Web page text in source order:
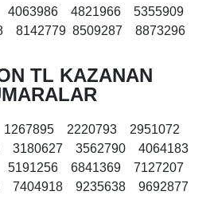
4821966 5355909
8142779 8509287 8873296
TL KAZANAN
2220793 2951072
3180627 3562790 4064183
6841369 7127207
7404918 9235638 9692877